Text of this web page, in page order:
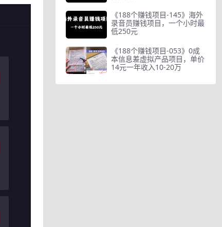
《188个赚钱项目-145》海外
录音员赚钱项目，一个小时最
低250元
《188个赚钱项目-053》0成
本信息差虚拟产品项目，单价
14元一年收入10-20万